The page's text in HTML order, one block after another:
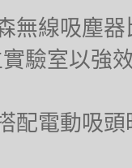
無線吸塵
驗室以強
配電動吸